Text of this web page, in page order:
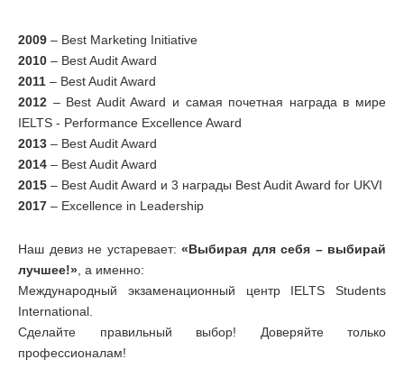
2009 – Best Marketing Initiative
2010 – Best Audit Award
2011 – Best Audit Award
2012 – Best Audit Award и самая почетная награда в мире
IELTS - Performance Excellence Award
2013 – Best Audit Award
2014 – Best Audit Award
2015 – Best Audit Award и 3 награды Best Audit Award for UKVI
2017 – Excellence in Leadership
Наш девиз не устаревает: «Выбирая для себя – выбирай
лучшее!» , а именно:
Международный экзаменационный центр IELTS Students
International.
Сделайте правильный выбор! Доверяйте только
профессионалам!